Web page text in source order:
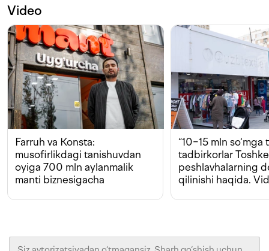
Video
Farruh va Konsta:
musofirlikdagi tanishuvdan
oyiga 700 mln aylanmalik
manti biznesigacha
“10−15 mln so‘mga
tadbirkorlar
peshlavhalarning
qilinishi haqida.